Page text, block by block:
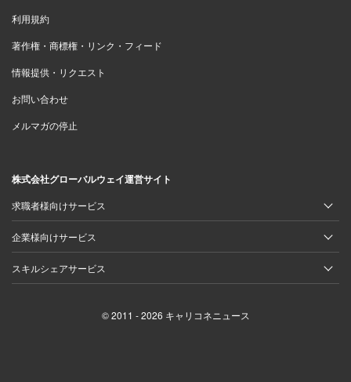
利用規約
著作権・商標権・リンク・フィード
情報提供・リクエスト
お問い合わせ
メルマガの停止
株式会社グローバルウェイ運営サイト
求職者様向けサービス
企業様向けサービス
スキルシェアサービス
© 2011 - 2026 キャリコネニュース